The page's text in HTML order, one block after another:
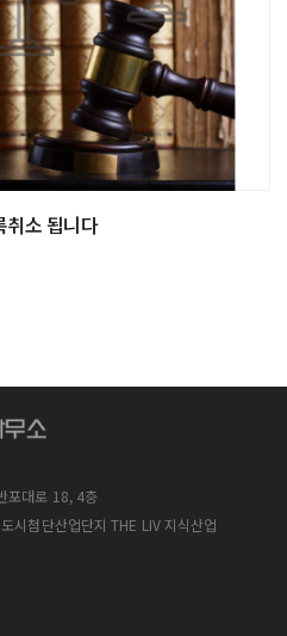
취소 됩니다
포대로 18, 4층
시첨단산업단지 THE LIV 지식산업